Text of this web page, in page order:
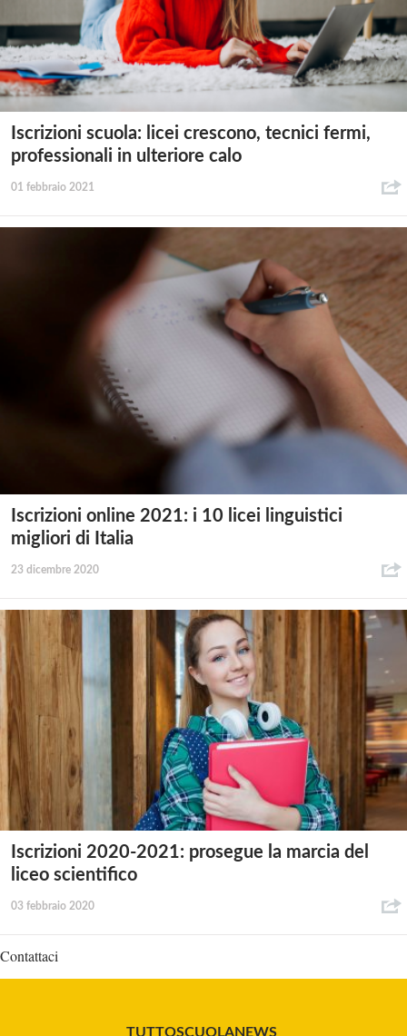
Iscrizioni scuola: licei crescono, tecnici fermi,
professionali in ulteriore calo
01 febbraio 2021
Iscrizioni online 2021: i 10 licei linguistici
migliori di Italia
23 dicembre 2020
Iscrizioni 2020-2021: prosegue la marcia del
liceo scientifico
03 febbraio 2020
Contattaci
TUTTOSCUOLANEWS